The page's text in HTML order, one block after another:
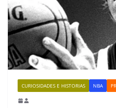
CURIOSIDADES E HISTORIAS NBA